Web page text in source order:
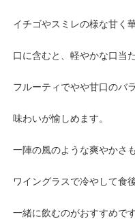
イチゴやスミレの様な甘く
口に含むと、軽やかな口当
フルーティでやや甘口のバ
味わいが愉しめます。
一陣の風のような爽やかさ
ワイングラスで冷やして食
一緒に飲むのがおすすめです